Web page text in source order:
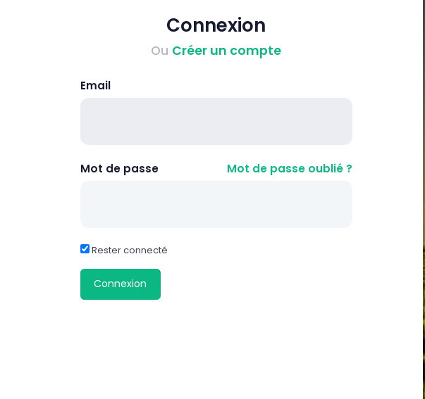
Connexion
Ou Créer un compte
Email
Mot de passe Mot de passe oublié ?
Rester connecté
Connexion